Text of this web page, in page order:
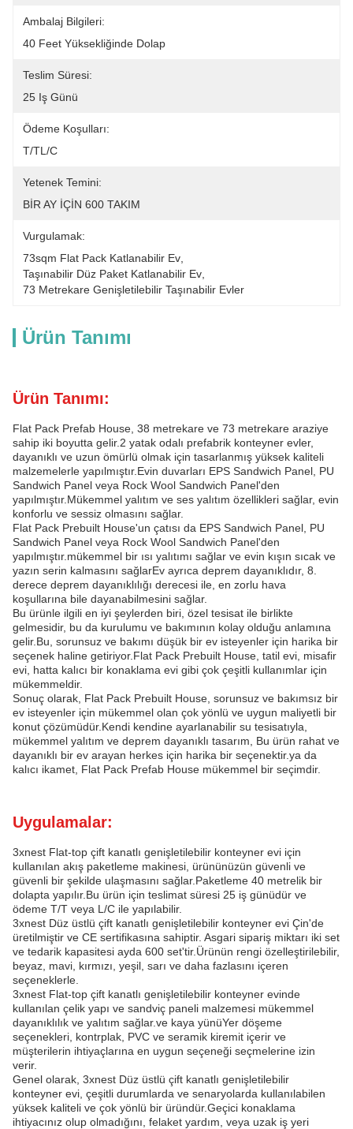
Ambalaj Bilgileri:
40 Feet Yüksekliğinde Dolap
Teslim Süresi:
25 Iş Günü
Ödeme Koşulları:
T/TL/C
Yetenek Temini:
BİR AY İÇİN 600 TAKIM
Vurgulamak:
73sqm Flat Pack Katlanabilir Ev
Taşınabilir Düz Paket Katlanabilir Ev
73 Metrekare Genişletilebilir Taşınabilir Evler
Ürün Tanımı
Ürün Tanımı:
Flat Pack Prefab House, 38 metrekare ve 73 metrekare araziye
sahip iki boyutta gelir.2 yatak odalı prefabrik konteyner evler,
dayanıklı ve uzun ömürlü olmak için tasarlanmış yüksek kaliteli
malzemelerle yapılmıştır.Evin duvarları EPS Sandwich Panel, PU
Sandwich Panel veya Rock Wool Sandwich Panel'den
yapılmıştır.Mükemmel yalıtım ve ses yalıtım özellikleri sağlar, evin
konforlu ve sessiz olmasını sağlar.
Flat Pack Prebuilt House'un çatısı da EPS Sandwich Panel, PU
Sandwich Panel veya Rock Wool Sandwich Panel'den
yapılmıştır.mükemmel bir ısı yalıtımı sağlar ve evin kışın sıcak ve
yazın serin kalmasını sağlarEv ayrıca deprem dayanıklıdır, 8.
derece deprem dayanıklılığı derecesi ile, en zorlu hava
koşullarına bile dayanabilmesini sağlar.
Bu ürünle ilgili en iyi şeylerden biri, özel tesisat ile birlikte
gelmesidir, bu da kurulumu ve bakımının kolay olduğu anlamına
gelir.Bu, sorunsuz ve bakımı düşük bir ev isteyenler için harika bir
seçenek haline getiriyor.Flat Pack Prebuilt House, tatil evi, misafir
evi, hatta kalıcı bir konaklama evi gibi çok çeşitli kullanımlar için
mükemmeldir.
Sonuç olarak, Flat Pack Prebuilt House, sorunsuz ve bakımsız bir
ev isteyenler için mükemmel olan çok yönlü ve uygun maliyetli bir
konut çözümüdür.Kendi kendine ayarlanabilir su tesisatıyla,
mükemmel yalıtım ve deprem dayanıklı tasarım, Bu ürün rahat ve
dayanıklı bir ev arayan herkes için harika bir seçenektir.ya da
kalıcı ikamet, Flat Pack Prefab House mükemmel bir seçimdir.
Uygulamalar:
3xnest Flat-top çift kanatlı genişletilebilir konteyner evi için
kullanılan akış paketleme makinesi, ürününüzün güvenli ve
güvenli bir şekilde ulaşmasını sağlar.Paketleme 40 metrelik bir
dolapta yapılır.Bu ürün için teslimat süresi 25 iş günüdür ve
ödeme T/T veya L/C ile yapılabilir.
3xnest Düz üstlü çift kanatlı genişletilebilir konteyner evi Çin'de
üretilmiştir ve CE sertifikasına sahiptir. Asgari sipariş miktarı iki set
ve tedarik kapasitesi ayda 600 set'tir.Ürünün rengi özelleştirilebilir,
beyaz, mavi, kırmızı, yeşil, sarı ve daha fazlasını içeren
seçeneklerle.
3xnest Flat-top çift kanatlı genişletilebilir konteyner evinde
kullanılan çelik yapı ve sandviç paneli malzemesi mükemmel
dayanıklılık ve yalıtım sağlar.ve kaya yünüYer döşeme
seçenekleri, kontrplak, PVC ve seramik kiremit içerir ve
müşterilerin ihtiyaçlarına en uygun seçeneği seçmelerine izin
verir.
Genel olarak, 3xnest Düz üstlü çift kanatlı genişletilebilir
konteyner evi, çeşitli durumlarda ve senaryolarda kullanılabilen
yüksek kaliteli ve çok yönlü bir üründür.Geçici konaklama
ihtiyacınız olup olmadığını, felaket yardım, veya uzak iş yeri